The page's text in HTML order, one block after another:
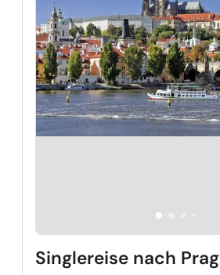
Singlereise nach Prag